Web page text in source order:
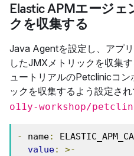
Elastic APMエージ
クを収集する
Java Agentを設定し、アプ
したJMXメトリックを収集
ュートリアルのPetclinicコ
ックを収集するよう設定され
o11y-workshop/
- name:
value: >-